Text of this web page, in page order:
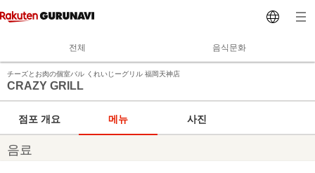
전체 음식문화
チーズとお肉の個室バル くれいじーグリル 福岡天神店
CRAZY GRILL
점포 개요 메뉴 사진
음료